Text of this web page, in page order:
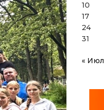
10
17
24
31
« Июл